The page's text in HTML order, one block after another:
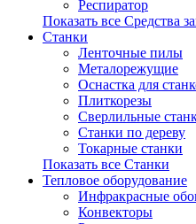
Респиратор
Показать все Средства
Станки
Ленточные пилы
Металорежущие
Оснастка для
Плиткорезы
Сверлильные
Станки по дереву
Токарные станки
Показать все Станки
Тепловое оборудование
Инфракрасные
Конвекторы